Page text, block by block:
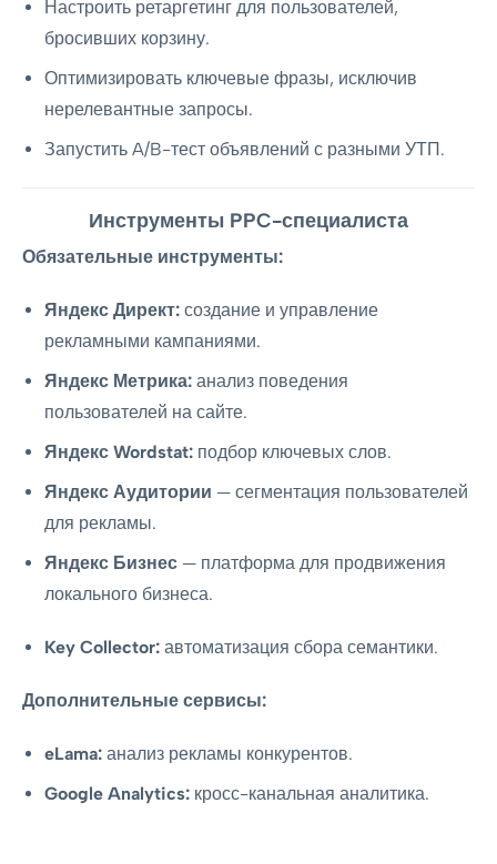
Настроить ретаргетинг для пользователей,
бросивших корзину.
Оптимизировать ключевые фразы, исключив
нерелевантные запросы.
Запустить A/B-тест объявлений с разными УТП.
Инструменты PPC-специалиста
Обязательные инструменты:
Яндекс Директ: создание и управление
рекламными кампаниями.
Яндекс Метрика: анализ поведения
пользователей на сайте.
Яндекс Wordstat: подбор ключевых слов.
Яндекс Аудитории — сегментация пользователей
для рекламы.
Яндекс Бизнес — платформа для продвижения
локального бизнеса.
Key Collector: автоматизация сбора семантики.
Дополнительные сервисы:
eLama: анализ рекламы конкурентов.
Google Analytics: кросс-канальная аналитика.